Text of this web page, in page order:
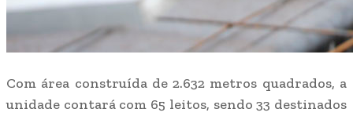
Com área construída de 2.632 metros quadrados, a
unidade contará com 65 leitos, sendo 33 destinados